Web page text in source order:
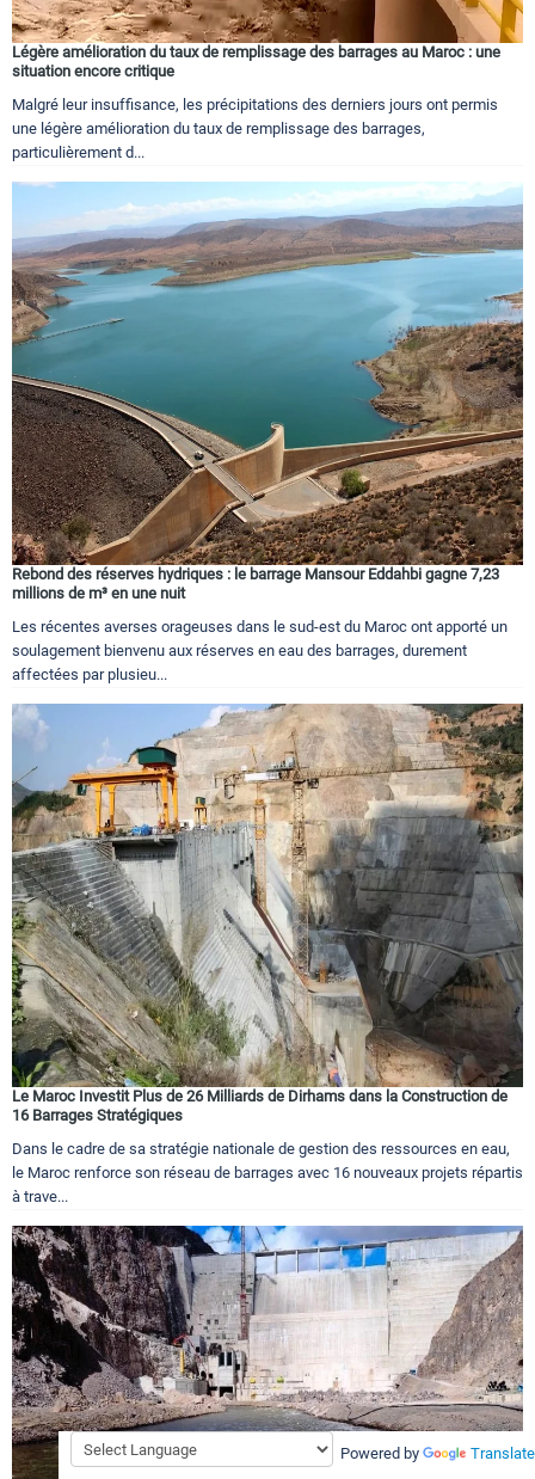
Légère amélioration du taux de remplissage des barrages au Maroc : une
situation encore critique
Malgré leur insuffisance, les précipitations des derniers jours ont permis
une légère amélioration du taux de remplissage des barrages,
particulièrement d...
Rebond des réserves hydriques : le barrage Mansour Eddahbi gagne 7,23
millions de m³ en une nuit
Les récentes averses orageuses dans le sud-est du Maroc ont apporté un
soulagement bienvenu aux réserves en eau des barrages, durement
affectées par plusieu...
Le Maroc Investit Plus de 26 Milliards de Dirhams dans la Construction de
16 Barrages Stratégiques
Dans le cadre de sa stratégie nationale de gestion des ressources en eau,
le Maroc renforce son réseau de barrages avec 16 nouveaux projets répartis
à trave...
Powered by Translate